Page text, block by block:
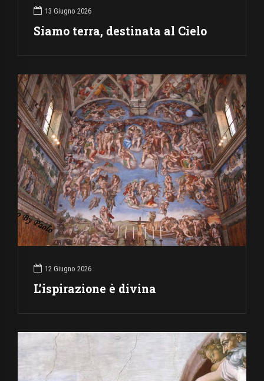
13 Giugno 2026
Siamo terra, destinata al Cielo
12 Giugno 2026
L’ispirazione è divina